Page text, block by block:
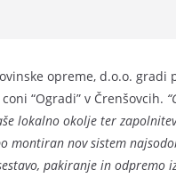
opreme, d.o.o.
“Ogradi” v Črenšovcih.
lokalno okolje ter
montiran nov sistem
pakiranje in odpremo